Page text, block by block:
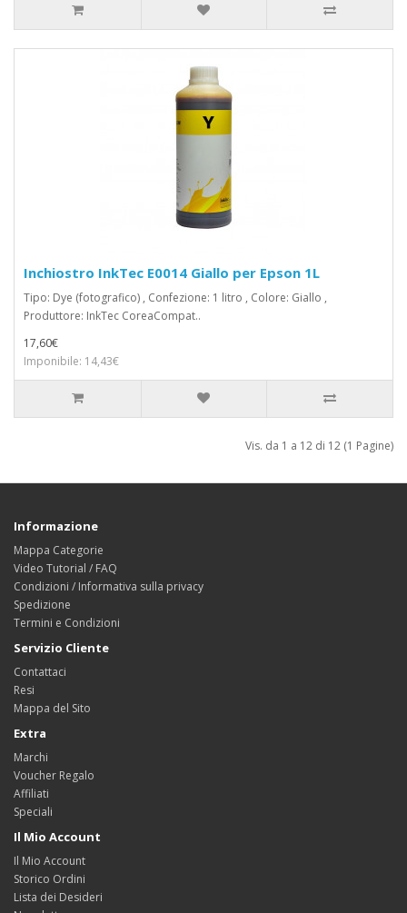
Inchiostro InkTec E0014 Giallo per Epson 1L
Tipo: Dye (fotografico) , Confezione: 1 litro , Colore: Giallo ,
Produttore: InkTec CoreaCompat..
17,60€
Imponibile: 14,43€
Vis. da 1 a 12 di 12 (1 Pagine)
Informazione
Mappa Categorie
Video Tutorial / FAQ
Condizioni / Informativa sulla privacy
Spedizione
Termini e Condizioni
Servizio Cliente
Contattaci
Resi
Mappa del Sito
Extra
Marchi
Voucher Regalo
Affiliati
Speciali
Il Mio Account
Il Mio Account
Storico Ordini
Lista dei Desideri